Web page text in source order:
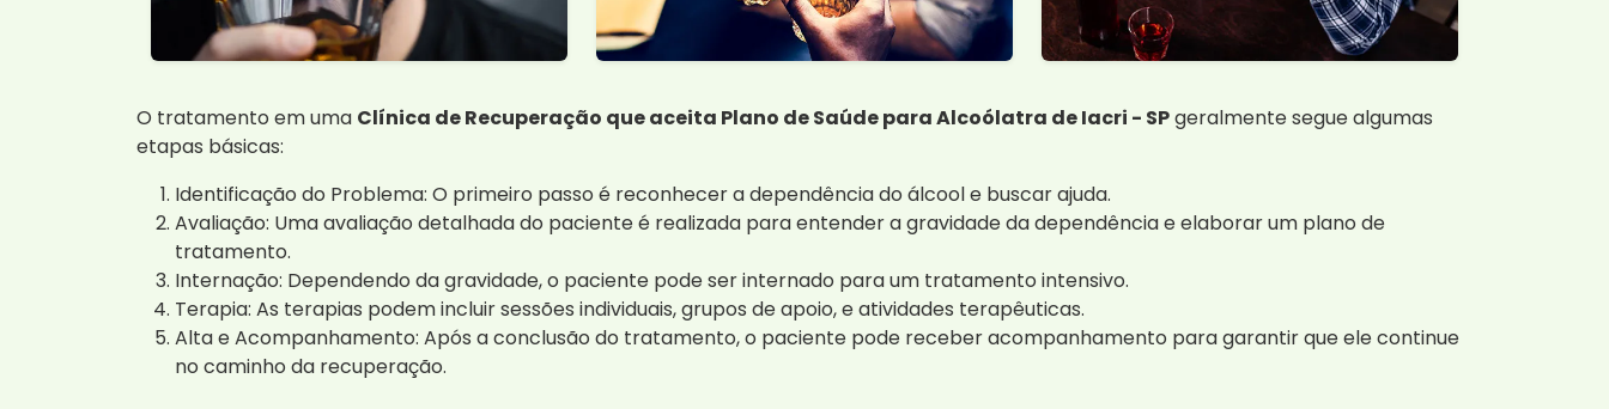
O tratamento em uma Clínica de Recuperação que aceita Plano de Saúde para Alcoólatra de Iacri - SPgeralmente segue algumas
etapas básicas:
Identificação do Problema: O primeiro passo é reconhecer a dependência do álcool e buscar ajuda.
Avaliação: Uma avaliação detalhada do paciente é realizada para entender a gravidade da dependência e elaborar um plano de
tratamento.
Internação: Dependendo da gravidade, o paciente pode ser internado para um tratamento intensivo.
Terapia: As terapias podem incluir sessões individuais, grupos de apoio, e atividades terapêuticas.
Alta e Acompanhamento: Após a conclusão do tratamento, o paciente pode receber acompanhamento para garantir que ele continue
no caminho da recuperação.